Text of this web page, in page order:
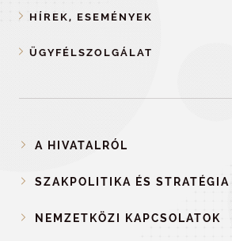
HÍREK, ESEMÉNYEK
ÜGYFÉLSZOLGÁLAT
A HIVATALRÓL
SZAKPOLITIKA ÉS STRATÉGIA
NEMZETKÖZI KAPCSOLATOK